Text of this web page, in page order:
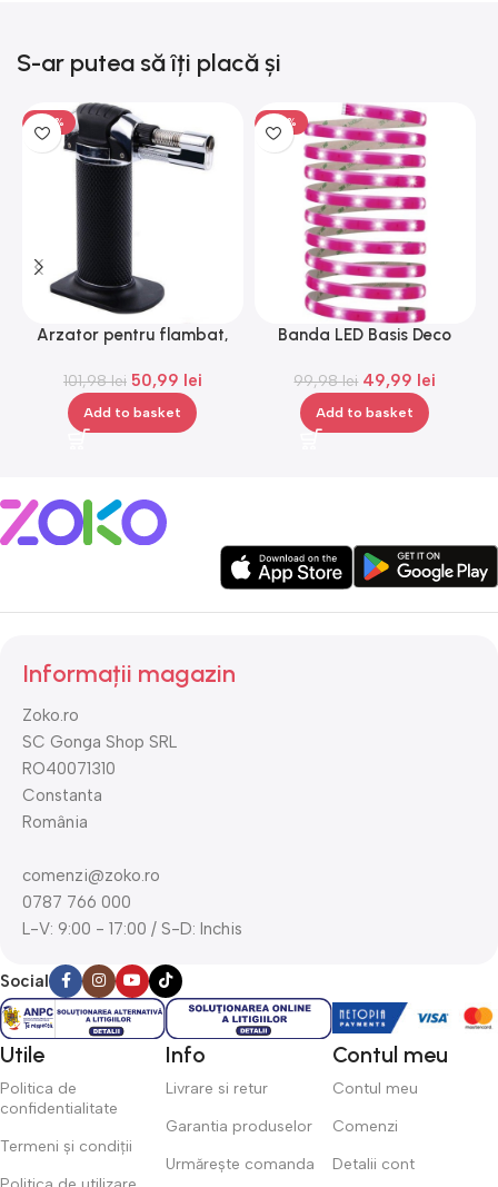
S-ar putea să îți placă și
-50%
Arzator pentru flambat,
Gonga®
101,98lei 50,99 lei
Add to basket
-50%
Banda LED Basis Deco
cm
99,98lei 49,99 lei
Add to basket
Informații magazin
Zoko.ro
SC Gonga Shop SRL
RO40071310
Constanta
România
comenzi@zoko.ro
0787 766 000
L-V: 9:00 - 17:00 / S-D: Inchis
Social
Utile
Politica de
confidentialitate
Termeni și condiții
Info
Livrare si retur
Garantia produselor
Urmărește comanda
Contul meu
Contul meu
Comenzi
Detalii cont